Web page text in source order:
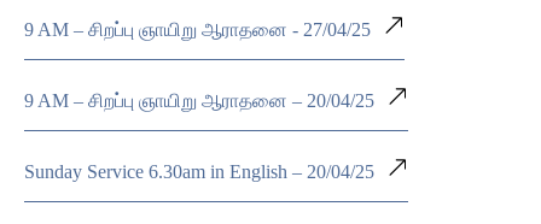
9 AM – சிறப்பு ஞாயிறு ஆராதனை - 27/04/25
9 AM – சிறப்பு ஞாயிறு ஆராதனை – 20/04/25
Sunday Service 6.30am in English – 20/04/25